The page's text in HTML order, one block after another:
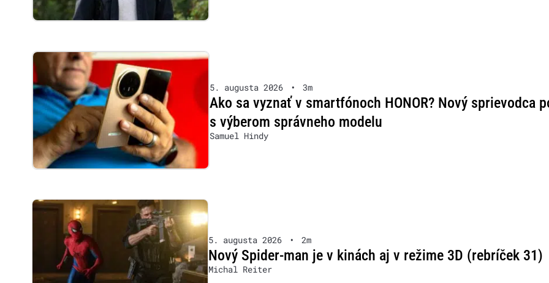
5. augusta 2026 • 3m
Ako sa vyznať v smartfónoch HONOR? Nový sprievodca
s výberom správneho modelu
Samuel Hindy
5. augusta 2026 • 2m
Nový Spider-man je v kinách aj v režime 3D (rebríček 31)
Michal Reiter